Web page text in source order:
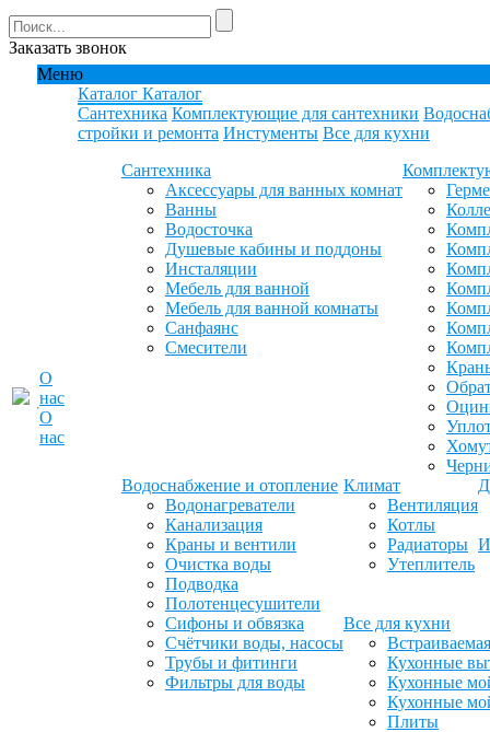
Заказать звонок
Меню
О
нас
О
нас
Каталог Каталог
Сантехника Комплектующие для сантехники
стройки и ремонта Инстументы Все для кухни
Сантехника
Аксессуары для ванных комнат
Ванны
Водосточка
Душевые кабины и поддоны
Инсталяции
Мебель для ванной
Мебель для ванной комнаты
Санфаянс
Смесители
Водоснабжение и отопление
Водонагреватели
Канализация
Краны и вентили
Очистка воды
Подводка
Полотенцесушители
Сифоны и обвязка
Счётчики воды, насосы
Трубы и фитинги
Фильтры для воды
Климат
Вентиляция
Котлы
Радиаторы
Утеплитель
Все для кухни
Кухонные
Кухонные
Кухонные
Плиты